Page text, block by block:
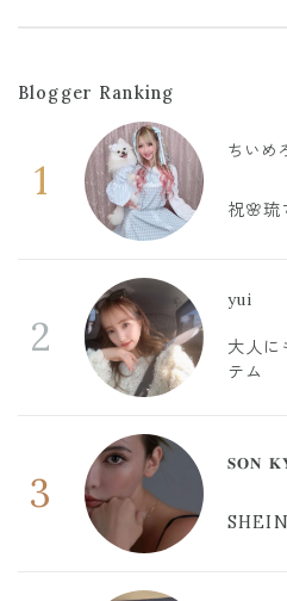
Blogger Ranking
1
ちいめ
祝🌸琉
2
yui
大人に
テム
3
𝐒𝐎𝐍